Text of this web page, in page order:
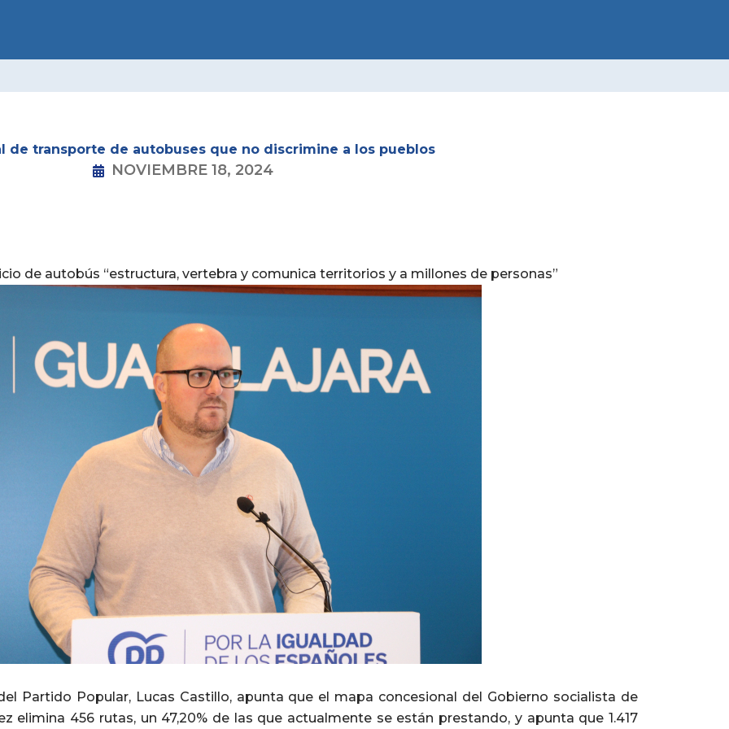
de transporte de autobuses que no discrimine a los pueblos
NOVIEMBRE 18, 2024
de autobús “estructura, vertebra y comunica territorios y a millones de personas”
Partido Popular, Lucas Castillo, apunta que el mapa concesional del Gobierno socialista de
elimina 456 rutas, un 47,20% de las que actualmente se están prestando, y apunta que 1.417